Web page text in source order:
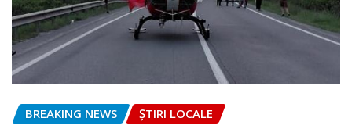
BREAKING NEWS ȘTIRI LOCALE